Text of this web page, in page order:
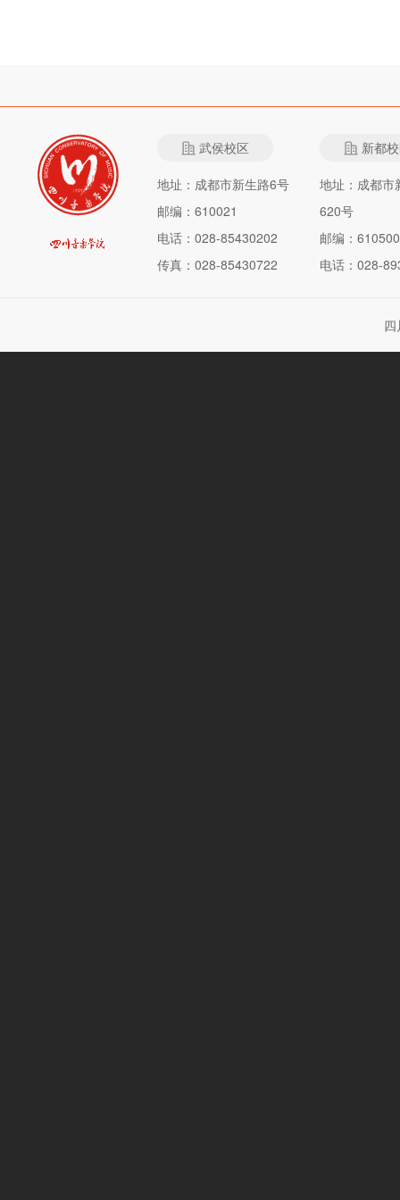
武侯校区
地址：成都市新生路6号
邮编：610021
电话：028-85430202
传真：028-85430722
新都
地址：成都市
620号
邮编：610500
电话：028-